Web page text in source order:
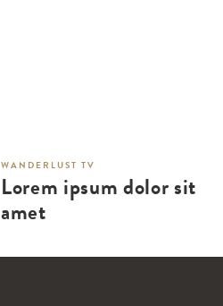
WANDERLUST TV
Lorem ipsum dolor sit
amet